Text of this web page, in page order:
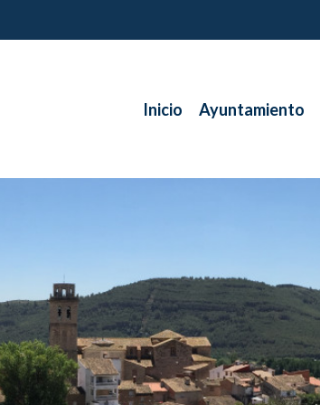
Inicio Ayuntamiento